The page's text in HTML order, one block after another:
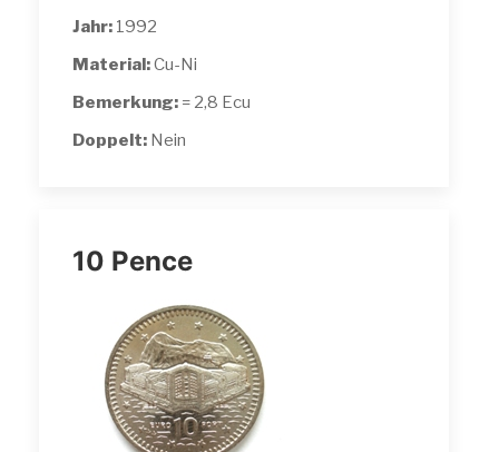
Jahr: 1992
Material:Cu-Ni
Bemerkung: = 2,8 Ecu
Doppelt: Nein
10 Pence